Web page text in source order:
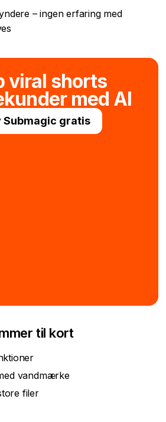
– ingen erfaring med
viral shorts
med AI
Submagic gratis
til kort
vandmærke
filer